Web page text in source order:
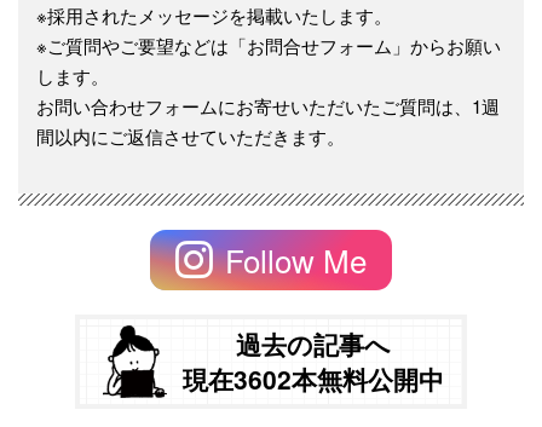
※採用されたメッセージを掲載いたします。
※ご質問やご要望などは「お問合せフォーム」からお願い
します。
お問い合わせフォームにお寄せいただいたご質問は、1週
間以内にご返信させていただきます。
Follow Me
過去の記事へ
現在3602本無料公開中